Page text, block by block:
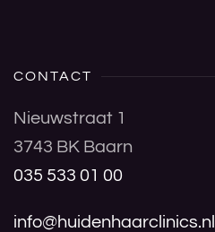
CONTACT
Nieuwstraat 1
3743 BK Baarn
035 533 01 00
info@huidenhaarclinics.nl